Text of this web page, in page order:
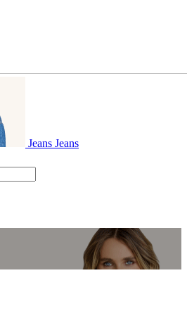
Jeans Jeans